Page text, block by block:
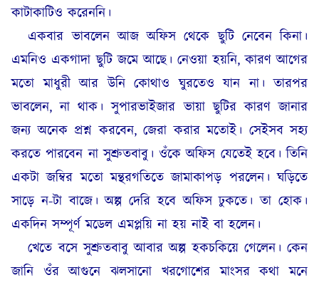
কাটাকাটিও করেননি।
একবার ভাবলেন আজ অফিস থেকে ছুটি নেবেন কিনা।
এমনিও একগাদা ছুটি জমে আছে। নেওয়া হয়নি, কারণ আগের
মতো মাধুরী আর উনি কোথাও ঘুরতেও যান না। তারপর
ভাবলেন, না থাক। সুপারভাইজার ভায়া ছুটির কারণ জানার
জন্য অনেক প্রশ্ন করবেন, জেরা করার মতোই। সেইসব সহ্য
করতে পারবেন না সুশ্রুতবাবু। ওঁকে অফিস যেতেই হবে। তিনি
একটা জম্বির মতো মন্থরগতিতে জামাকাপড় পরলেন। ঘড়িতে
সাড়ে ন-টা বাজে। অল্প দেরি হবে অফিস ঢুকতে। তা হোক।
একদিন সম্পূর্ণ মডেল এমপ্লয়ি না হয় নাই বা হলেন।
খেতে বসে সুশ্রুতবাবু আবার অল্প হকচকিয়ে গেলেন। কেন
জানি ওঁর আগুনে ঝলসানো খরগোশের মাংসর কথা মনে